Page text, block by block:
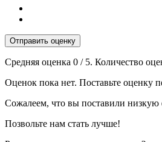
Отправить оценку
Средняя оценка 0 / 5. Количество
Оценок пока нет. Поставьте оценку
Сожалеем, что вы поставили низкую
Позвольте нам стать лучше!